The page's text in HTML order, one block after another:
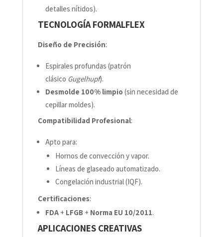
detalles nítidos).
TECNOLOGÍA FORMALFLEX
Diseño de Precisión:
Espirales profundas (patrón
clásico Gugelhupf).
Desmolde 100% limpio (sin necesidad de
cepillar moldes).
Compatibilidad Profesional:
Apto para:
Hornos de convección y vapor.
Líneas de glaseado automatizado.
Congelación industrial (IQF).
Certificaciones:
FDA+ LFGB + Norma EU 10/2011.
APLICACIONES CREATIVAS